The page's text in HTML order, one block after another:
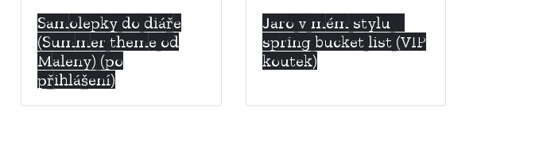
Samolepky do diáře
(Summer theme od
Maleny) (po
přihlášení)
Jaro v mém stylu –
spring bucket list (VIP
koutek)